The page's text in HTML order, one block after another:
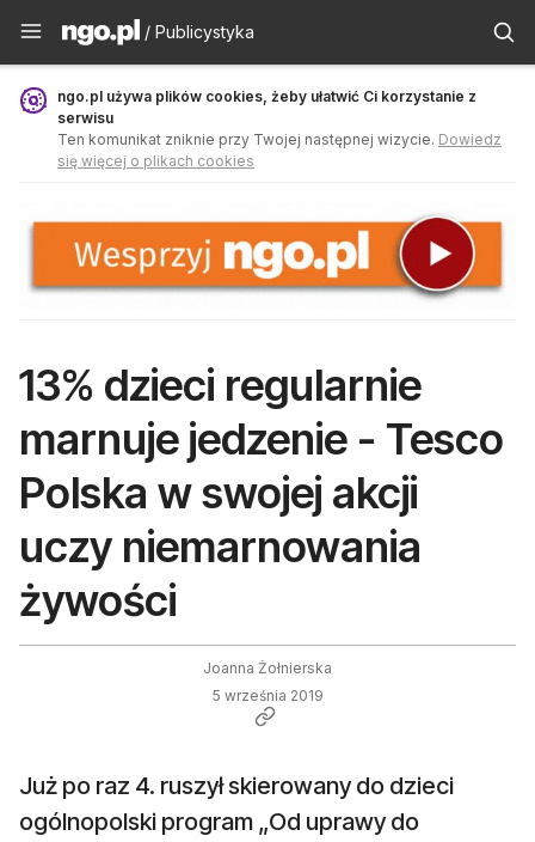
Publicystyka - ngo.pl
/ Publicystyka
ngo.pl używa plików cookies, żeby ułatwić Ci korzystanie z
serwisu
Ten komunikat zniknie przy Twojej następnej wizycie. Dowiedz
się więcej o plikach cookies
13% dzieci regularnie
marnuje jedzenie - Tesco
Polska w swojej akcji
uczy niemarnowania
żywości
Joanna Żołnierska
5 września 2019
Już po raz 4. ruszył skierowany do dzieci
ogólnopolski program „Od uprawy do